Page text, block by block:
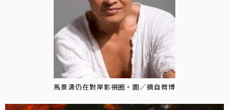
馬景濤仍在對岸影視圈。圖／摘自微博